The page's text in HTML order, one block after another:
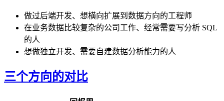
做过后端开发、想横向扩展到数据方向的工程师
在业务数据比较复杂的公司工作、经常需要写分析 SQL
的人
想做独立开发、需要自建数据分析能力的人
三个方向的对比